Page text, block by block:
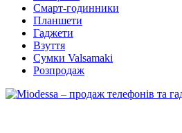
Смарт-годинники
Планшети
Гаджети
Взуття
Сумки Valsamaki
Розпродаж